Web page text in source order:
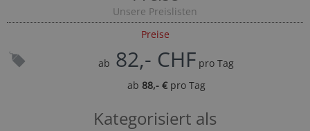
Unsere Preislisten
Preise
ab 82,- CHF pro Tag
ab 88,- €pro Tag
Kategorisiert als